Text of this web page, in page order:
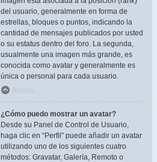
del usuario, generalmente en forma de
estrellas, bloques o puntos, indicando la
cantidad de mensajes publicados por usted
o su estatus dentro del foro. La segunda,
usualmente una imagen más grande, es
conocida como avatar y generalmente es
única o personal para cada usuario.
Arriba
¿Cómo puedo mostrar un avatar?
Desde su Panel de Control de Usuario,
haga clic en “Perfil” puede añadir un avatar
utilizando uno de los siguientes cuatro
métodos: Gravatar, Galería, Remoto o